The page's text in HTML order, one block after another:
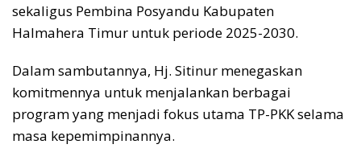
sekaligus Pembina Posyandu Kabupaten
Halmahera Timur untuk periode 2025-2030.
Dalam sambutannya, Hj. Sitinur menegaskan
komitmennya untuk menjalankan berbagai
program yang menjadi fokus utama TP-PKK selama
masa kepemimpinannya.